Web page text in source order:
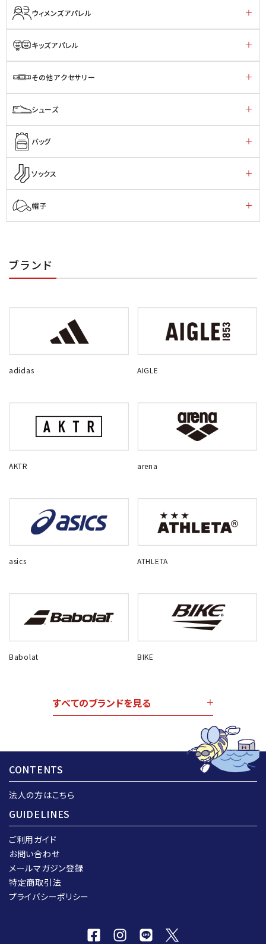
ウィメンズアパレル
キッズアパレル
その他アクセサリー
シューズ
バッグ
ソックス
帽子
ブランド
adidas AIGLE
AKTR arena
asics ATHLETA
Babolat BIKE
すべてのブランドを見る
CONTENTS
法人の方はこちら
GUIDELINES
ご利用ガイド
お問い合わせ
メールマガジン登録
特定商取引法
プライバシーポリシー